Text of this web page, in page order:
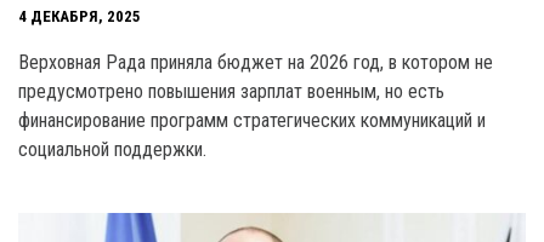
4 ДЕКАБРЯ, 2025
Верховная Рада приняла бюджет на 2026 год, в котором не
предусмотрено повышения зарплат военным, но есть
финансирование программ стратегических коммуникаций и
социальной поддержки.